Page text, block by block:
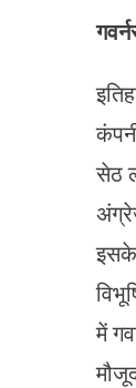
सेठ
इसके
में